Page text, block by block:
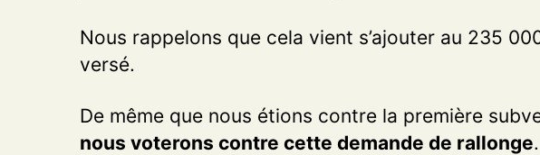
Nous rappelons que cela vient s’ajouter au 235
versé.
De même que nous étions contre la première
nous voterons contre cette demande de rallonge